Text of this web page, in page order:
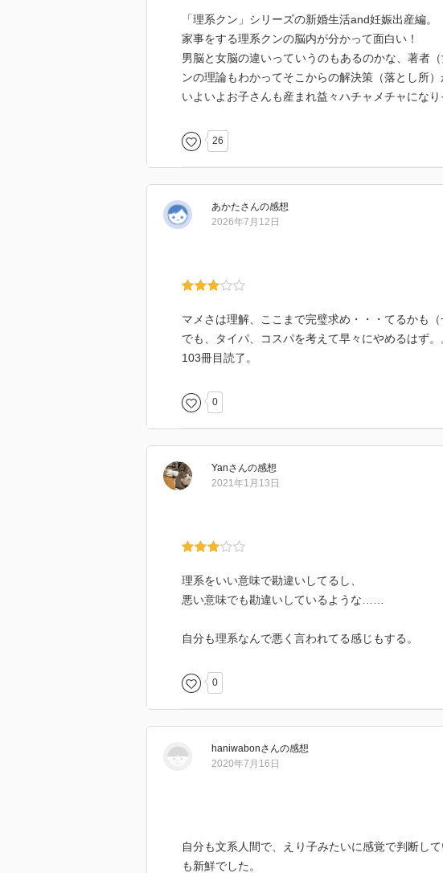
「理系クン」シリーズの新婚生活and妊娠出産編。
家事をする理系クンの脳内が分かって面白い！
男脳と女脳の違いっていうのもあるのかな、著者
ンの理論もわかってそこからの解決策（落とし所
いよいよお子さんも産まれ益々ハチャメチャになり
26
あかたさんの感想
2026年7月12日
マメさは理解、ここまで完璧求め・・・てるかも（
でも、タイパ、コスパを考えて早々にやめるはず。
103冊目読了。
0
Yanさんの感想
2021年1月13日
理系をいい意味で勘違いしてるし、
悪い意味でも勘違いしているような……
自分も理系なんで悪く言われてる感じもする。
0
haniwabonさんの感想
2020年7月16日
自分も文系人間で、えり子みたいに感覚で判断し
も新鮮でした。